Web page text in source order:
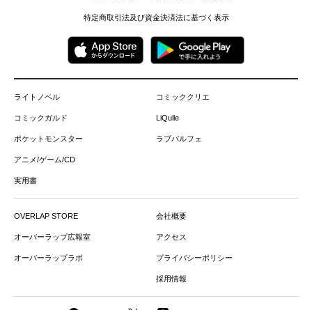
特定商取引法及び資金決済法に基づく表示
ライトノベル
コミックガルド
ポケットモンスター
アニメ/ゲーム/CD
実用書
コミッククリエ
LiQulle
ラブパルフェ
OVERLAP STORE
オーバーラップ広報室
オーバーラップラボ
会社概要
アクセス
プライバシーポリシー
採用情報